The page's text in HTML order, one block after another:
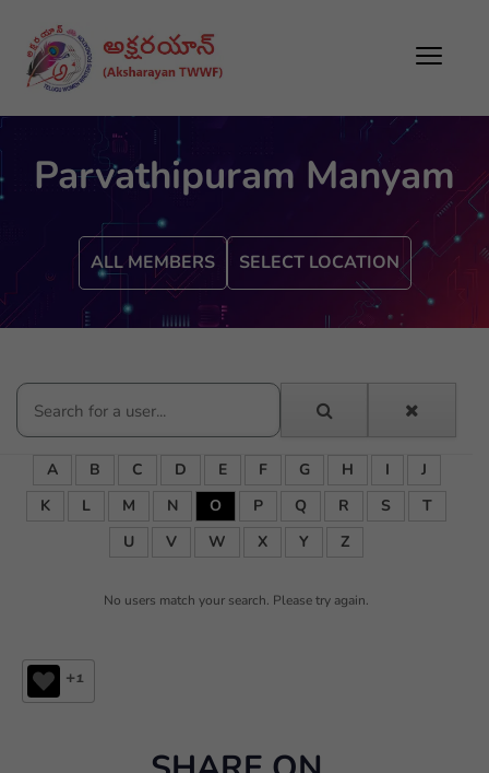
Parvathipuram Manyam
ALL MEMBERS SELECT LOCATION
A B C D E F G H I
J
K
L M N O P Q R S
T
U
V W X Y Z
No users match your search. Please try again.
+1